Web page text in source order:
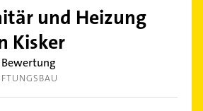
und Heizung
Kisker
Bewertung